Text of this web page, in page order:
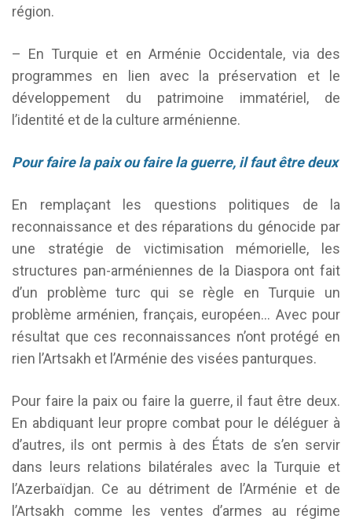
région.
– En Turquie et en Arménie Occidentale, via des
programmes en lien avec la préservation et le
développement du patrimoine immatériel, de
l’identité et de la culture arménienne.
Pour faire la paix ou faire la guerre, il faut être deux
En remplaçant les questions politiques de la
reconnaissance et des réparations du génocide par
une stratégie de victimisation mémorielle, les
structures pan-arméniennes de la Diaspora ont fait
d’un problème turc qui se règle en Turquie un
problème arménien, français, européen… Avec pour
résultat que ces reconnaissances n’ont protégé en
rien l’Artsakh et l’Arménie des visées panturques.
Pour faire la paix ou faire la guerre, il faut être deux.
En abdiquant leur propre combat pour le déléguer à
d’autres, ils ont permis à des États de s’en servir
dans leurs relations bilatérales avec la Turquie et
l’Azerbaïdjan. Ce au détriment de l’Arménie et de
l’Artsakh comme les ventes d’armes au régime